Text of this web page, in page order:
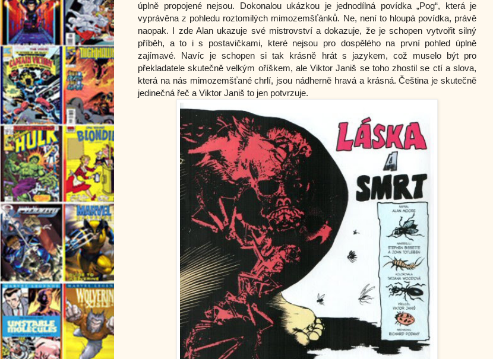
úplně propojené nejsou. Dokonalou ukázkou je jednodílná povídka „Pog“, která je
vyprávěna z pohledu roztomilých mimozemšťánků. Ne, není to hloupá povídka, právě
naopak. I zde Alan ukazuje své mistrovství a dokazuje, že je schopen vytvořit silný
příběh, a to i s postavičkami, které nejsou pro dospělého na první pohled úplně
zajímavé. Navíc je schopen si tak krásně hrát s jazykem, což muselo být pro
překladatele skutečně velkým oříškem, ale Viktor Janiš se toho zhostil se ctí a slova,
která na nás mimozemšťané chrlí, jsou nádherně hravá a krásná. Čeština je skutečně
jedinečná řeč a Viktor Janiš to jen potvrzuje.